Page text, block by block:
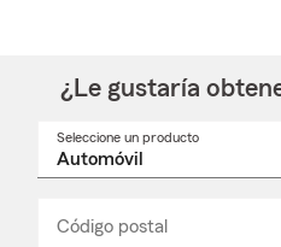
¿Le gustaría
Seleccione un producto
Código postal
_____